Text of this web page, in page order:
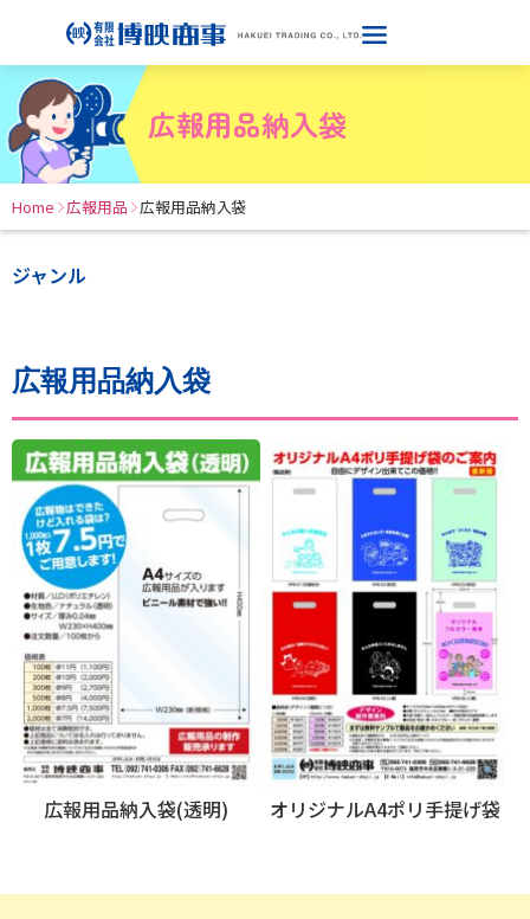
広報用品納入袋
Home 広報用品 広報用品納入袋
ジャンル
広報用品納入袋
広報用品納入袋(透明) オリジナルA4ポリ手提げ袋